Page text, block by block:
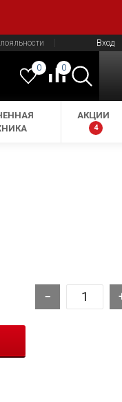
Вход
0
0
АКЦИИ
4